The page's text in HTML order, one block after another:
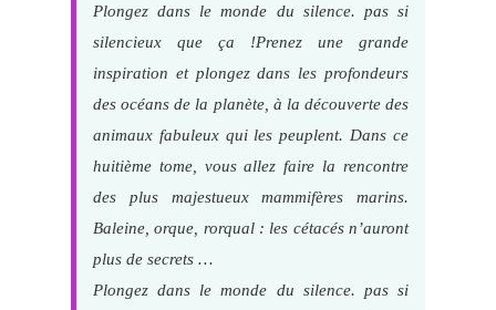
Plongez dans le monde du silence. pas si
silencieux que ça !Prenez une grande
inspiration et plongez dans les profondeurs
des océans de la planète, à la découverte des
animaux fabuleux qui les peuplent. Dans ce
huitième tome, vous allez faire la rencontre
des plus majestueux mammifères marins.
Baleine, orque, rorqual : les cétacés n’auront
plus de secrets …
Plongez dans le monde du silence. pas si